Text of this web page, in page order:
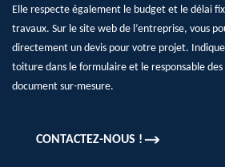
Elle respecte également le budget et le délai
travaux. Sur le site web de l’entreprise, vous
directement un devis pour votre projet.
toiture dans le formulaire et le responsable
document sur-mesure.
CONTACTEZ-NOUS !